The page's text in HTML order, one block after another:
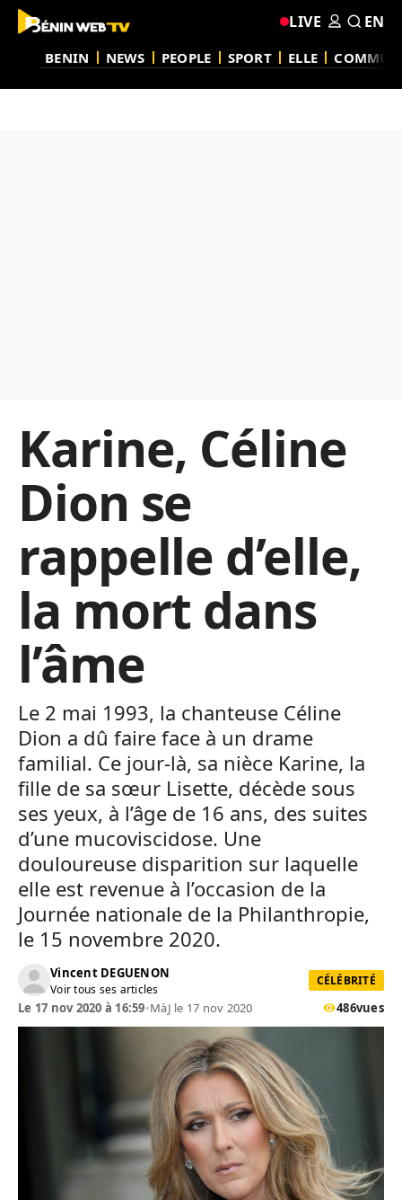
BENIN NEWS PEOPLE SPORT ELLE
LIVE EN
Karine, Céline
Dion se
rappelle d’elle,
la mort dans
l’âme
Le 2 mai 1993, la chanteuse Céline
Dion a dû faire face à un drame
familial. Ce jour-là, sa nièce Karine, la
fille de sa sœur Lisette, décède sous
ses yeux, à l’âge de 16 ans, des suites
d’une mucoviscidose. Une
douloureuse disparition sur laquelle
elle est revenue à l’occasion de la
Journée nationale de la Philanthropie,
le 15 novembre 2020.
Vincent DEGUENON
Voir tous ses articles
CÉLÉBRITÉ
Le 17 nov 2020 à 16:59•MàJ le 17 nov 2020 486vues